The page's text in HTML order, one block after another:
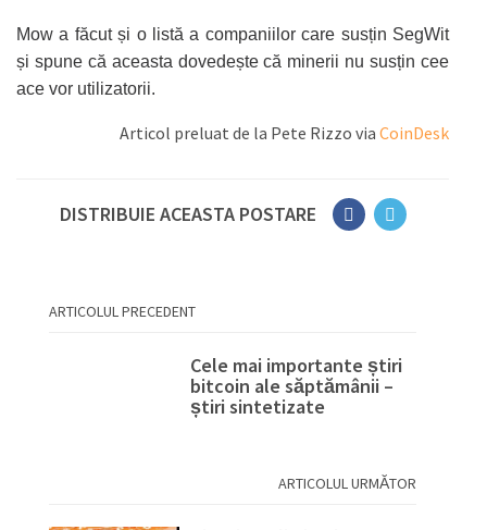
Mow a făcut și o listă a companiilor care susțin SegWit
și spune că aceasta dovedește că minerii nu susțin cee
ace vor utilizatorii.
Articol preluat de la Pete Rizzo via CoinDesk
DISTRIBUIE ACEASTA POSTARE
ARTICOLUL PRECEDENT
Cele mai importante știri
bitcoin ale săptămânii –
știri sintetizate
ARTICOLUL URMĂTOR